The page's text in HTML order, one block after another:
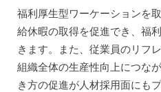
福利厚生型ワーケーションを
給休暇の取得を促進でき、福
きます。また、従業員のリフ
組織全体の生産性向上につな
き方の促進が人材採用面にも